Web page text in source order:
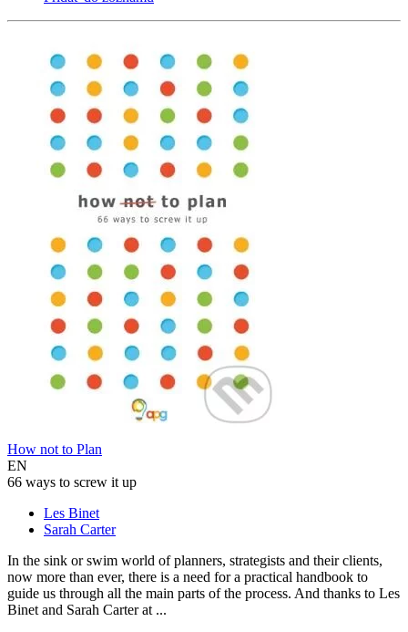
How not to Plan
EN
66 ways to screw it up
Les Binet
Sarah Carter
In the sink or swim world of planners, strategists and their clients,
now more than ever, there is a need for a practical handbook to
guide us through all the main parts of the process. And thanks to Les
Binet and Sarah Carter at ...